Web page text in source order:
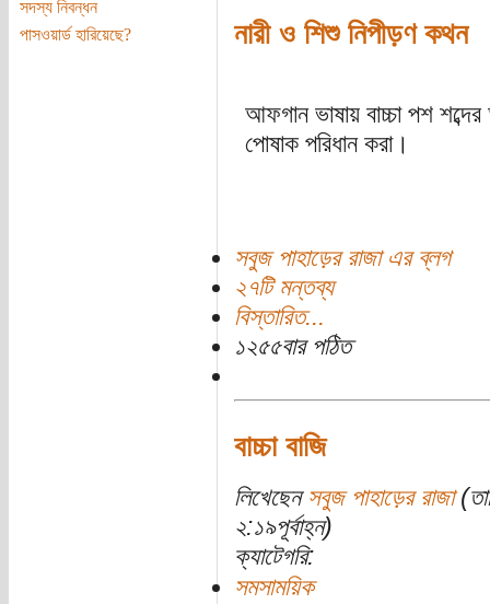
সদস্য নিবন্ধন
পাসওয়ার্ড হারিয়েছে?
নারী ও শিশু নিপীড়ণ কথন
আফগান ভাষায় বাচ্চা পশ
পোষাক পরিধান করা।
সবুজ পাহাড়ের রাজা এর ব্লগ
২৭টি মন্তব্য
বিস্তারিত...
১২৫৫বার পঠিত
বাচ্চা বাজি
লিখেছেন সবুজ পাহাড়ের রাজা
২:১৯পূর্বাহ্ন)
ক্যাটেগরি:
সমসাময়িক